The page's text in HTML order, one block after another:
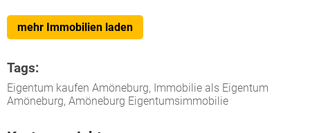
mehr Immobilien laden
Tags:
Eigentum kaufen Amöneburg, Immobilie als Eigentum
Amöneburg, Amöneburg Eigentumsimmobilie